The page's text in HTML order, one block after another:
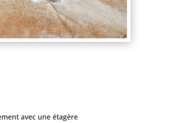
avec une étagère